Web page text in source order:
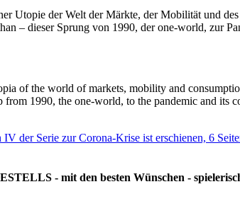
Utopie der Welt der Märkte, der Mobilität und
– dieser Sprung von 1990, der one-world, zur
of the world of markets, mobility and
1990, the one-world, to the pandemic and its
der Serie zur Corona-Krise ist erschienen, 6
- mit den besten Wünschen -